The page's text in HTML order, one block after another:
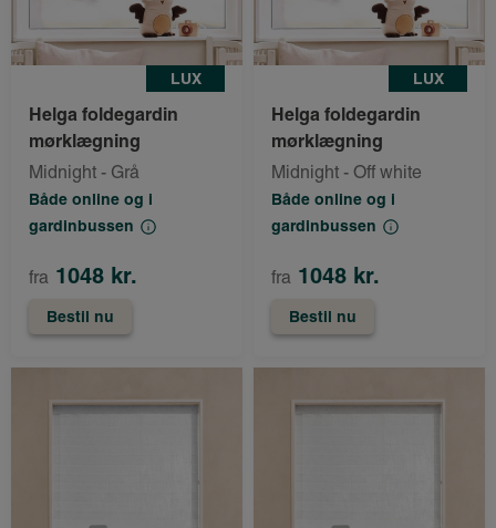
LUX
Helga foldegardin
mørklægning
Midnight - Grå
Både online og i
gardinbussen
fra 1048 kr.
Bestil nu
LUX
Helga foldegardin
mørklægning
Midnight - Off white
Både online og i
gardinbussen
fra 1048 kr.
Bestil nu